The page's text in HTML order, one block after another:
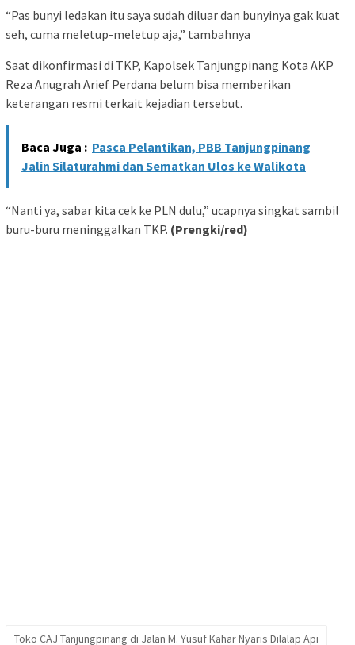
“Pas bunyi ledakan itu saya sudah diluar dan bunyinya gak kuat
seh, cuma meletup-meletup aja,” tambahnya
Saat dikonfirmasi di TKP, Kapolsek Tanjungpinang Kota AKP
Reza Anugrah Arief Perdana belum bisa memberikan
keterangan resmi terkait kejadian tersebut.
Baca Juga : Pasca Pelantikan, PBB Tanjungpinang
Jalin Silaturahmi dan Sematkan Ulos ke Walikota
“Nanti ya, sabar kita cek ke PLN dulu,” ucapnya singkat sambil
buru-buru meninggalkan TKP. (Prengki/red)
Toko CAJ Tanjungpinang di Jalan M. Yusuf Kahar Nyaris Dilalap Api